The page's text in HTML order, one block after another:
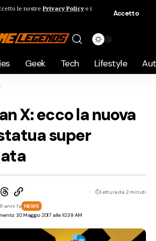
le nostre Privacy Policye i
Accetto
Geek Tech Lifestyle
X: ecco la nuova
super
30 Maggio 2017 alle 10:39 AM
9 anni fa NEWS
Lettura da 2 minuti